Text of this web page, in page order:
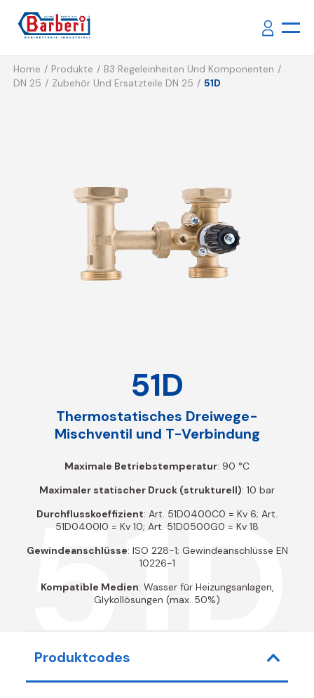
Home Produkte
B3 Regeleinheiten Und Komponenten
DN 25
Zubehör Und Ersatzteile DN 25 51D
51D
51D
Thermostatisches Dreiwege-
Mischventil und T-Verbindung
Maximale Betriebstemperatur: 90 °C
Maximaler statischer Druck (strukturell): 10 bar
Durchflusskoeffizient: Art. 51D0400C0 = Kv 6; Art.
51D0400I0 = Kv 10; Art. 51D0500G0 = Kv 18
Gewindeanschlüsse: ISO 228-1; Gewindeanschlüsse EN
10226-1
Kompatible Medien: Wasser für Heizungsanlagen,
Glykollösungen (max. 50%)
Produktcodes